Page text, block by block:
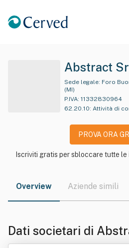
Abstract
Sede legale:
(MI)
P.IVA: 11332830964
62.20.10: Attività di
PROVA ORA
Iscriviti gratis per sbloccare tutte le
Overview Aziende simili
Dati societari di